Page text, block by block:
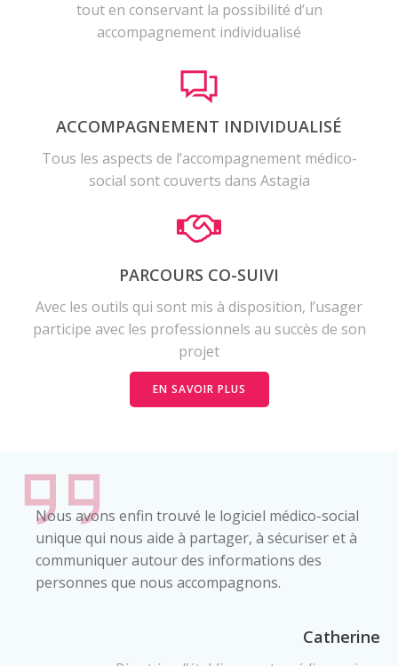
tout en conservant la possibilité d’un
accompagnement individualisé
ACCOMPAGNEMENT INDIVIDUALISÉ
Tous les aspects de l’accompagnement médico-
social sont couverts dans Astagia
PARCOURS CO-SUIVI
Avec les outils qui sont mis à disposition, l’usager
participe avec les professionnels au succès de son
projet
EN SAVOIR PLUS
Nous avons enfin trouvé le logiciel médico-social
unique qui nous aide à partager, à sécuriser et à
communiquer autour des informations des
personnes que nous accompagnons.
Catherine